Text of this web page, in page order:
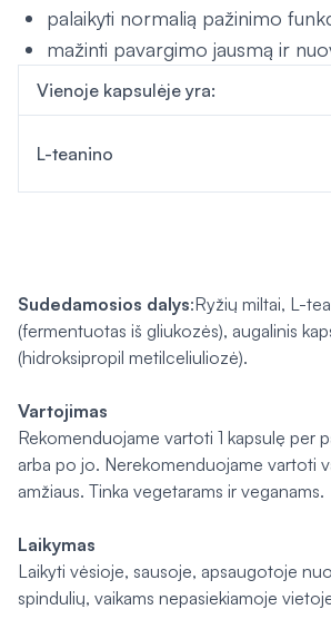
palaikyti normalią pažinimo
mažinti pavargimo jausmą ir
Vienoje kapsulėje yra:
L-teanino
Sudedamosios dalys:Ryžių miltai, L-
(fermentuotas iš gliukozės), augalinis
(hidroksipropil metilceliuliozė).
Vartojimas
Rekomenduojame vartoti 1 kapsulę per
arba po jo. Nerekomenduojame vartoti
amžiaus. Tinka vegetarams ir veganams.
Laikymas
Laikyti vėsioje, sausoje, apsaugotoje
spindulių, vaikams nepasiekiamoje